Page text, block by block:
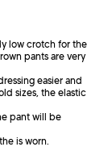
low crotch for the
pants are very
easier and
sizes, the elastic
pant will be
is worn.